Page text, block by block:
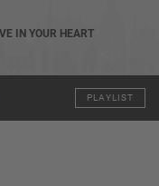
IN YOUR HEART
PLAYLIST